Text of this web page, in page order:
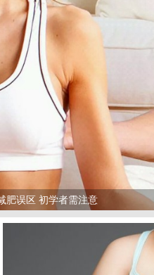
肥误区 初学者需注意